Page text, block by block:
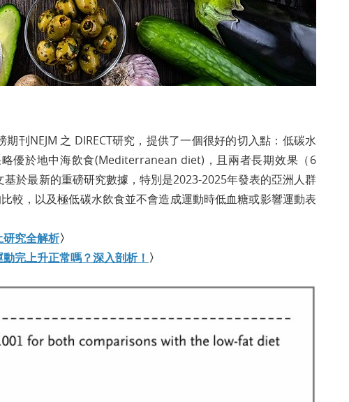
刊NEJM 之 DIRECT研究，提供了一個很好的切入點：低碳水
優於地中海飲食(Mediterranean diet)，且兩者長期效果（6
於最新的重磅研究數據，特別是2023-2025年發表的亞洲人群
較，以及極低碳水飲食並不會造成運動時低血糖或影響運動表
究全解析〉
完上升正常嗎？深入剖析！ 〉